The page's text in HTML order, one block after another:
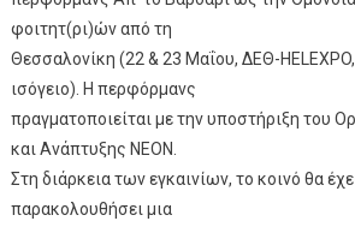
φοιτητ(ρι)ών από τη
Θεσσαλονίκη (22 & 23 Μαΐου, ΔΕΘ-
ισόγειο). Η περφόρμανς
πραγματοποιείται με την υποστήριξη του
και Ανάπτυξης ΝΕΟΝ.
Στη διάρκεια των εγκαινίων, το κοινό θα
παρακολουθήσει μια